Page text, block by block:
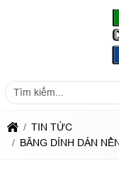
TIN TỨC
BĂNG DÍNH DÁN